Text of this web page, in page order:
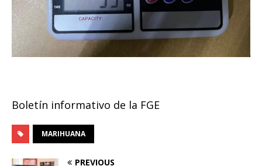
Boletín informativo de la FGE
MARIHUANA
PREVIOUS